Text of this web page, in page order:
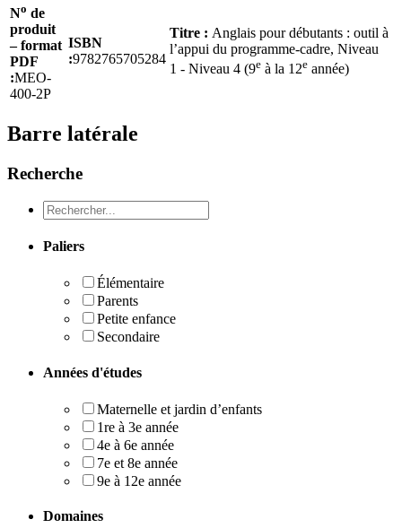
No de
produit
– format
PDF
:MEO-
400-2P
ISBN
:9782765705284
Titre : Anglais pour débutants : outil à
l’appui du programme-cadre, Niveau
1 - Niveau 4 (9e à la 12e année)
Barre latérale
Recherche
Recheche
Paliers
Élémentaire
Parents
Petite enfance
Secondaire
Années d'études
Maternelle et jardin d’enfants
1re à 3e année
4e à 6e année
7e et 8e année
9e à 12e année
Domaines